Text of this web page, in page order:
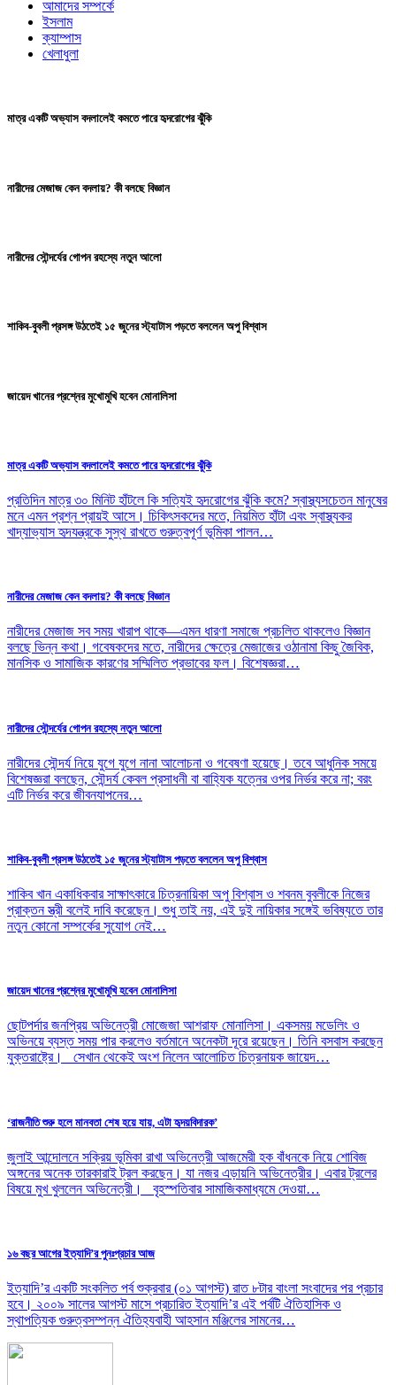
আমাদের সম্পর্কে
ইসলাম
ক্যাম্পাস
খেলাধুলা
মাত্র একটি অভ্যাস বদলালেই কমতে পারে হৃদরোগের ঝুঁকি
নারীদের মেজাজ কেন বদলায়? কী বলছে বিজ্ঞান
নারীদের সৌন্দর্যের গোপন রহস্যে নতুন আলো
শাকিব-বুবলী প্রসঙ্গ উঠতেই ১৫ জুনের স্ট্যাটাস পড়তে বললেন অপু বিশ্বাস
জায়েদ খানের প্রশ্নের মুখোমুখি হবেন মোনালিসা
মাত্র একটি অভ্যাস বদলালেই কমতে পারে হৃদরোগের ঝুঁকি
প্রতিদিন মাত্র ৩০ মিনিট হাঁটলে কি সত্যিই হৃদরোগের ঝুঁকি কমে? স্বাস্থ্যসচেতন মানুষের
মনে এমন প্রশ্ন প্রায়ই আসে। চিকিৎসকদের মতে, নিয়মিত হাঁটা এবং স্বাস্থ্যকর
খাদ্যাভ্যাস হৃদযন্ত্রকে সুস্থ রাখতে গুরুত্বপূর্ণ ভূমিকা পালন…
নারীদের মেজাজ কেন বদলায়? কী বলছে বিজ্ঞান
নারীদের মেজাজ সব সময় খারাপ থাকে—এমন ধারণা সমাজে প্রচলিত থাকলেও বিজ্ঞান
বলছে ভিন্ন কথা। গবেষকদের মতে, নারীদের ক্ষেত্রে মেজাজের ওঠানামা কিছু জৈবিক,
মানসিক ও সামাজিক কারণের সম্মিলিত প্রভাবের ফল। বিশেষজ্ঞরা…
নারীদের সৌন্দর্যের গোপন রহস্যে নতুন আলো
নারীদের সৌন্দর্য নিয়ে যুগে যুগে নানা আলোচনা ও গবেষণা হয়েছে। তবে আধুনিক সময়ে
বিশেষজ্ঞরা বলছেন, সৌন্দর্য কেবল প্রসাধনী বা বাহ্যিক যত্নের ওপর নির্ভর করে না; বরং
এটি নির্ভর করে জীবনযাপনের…
শাকিব-বুবলী প্রসঙ্গ উঠতেই ১৫ জুনের স্ট্যাটাস পড়তে বললেন অপু বিশ্বাস
শাকিব খান একাধিকবার সাক্ষাৎকারে চিত্রনায়িকা অপু বিশ্বাস ও শবনম বুবলীকে নিজের
প্রাক্তন স্ত্রী বলেই দাবি করেছেন। শুধু তাই নয়, এই দুই নায়িকার সঙ্গেই ভবিষ্যতে তার
নতুন কোনো সম্পর্কের সুযোগ নেই…
জায়েদ খানের প্রশ্নের মুখোমুখি হবেন মোনালিসা
ছোটপর্দার জনপ্রিয় অভিনেত্রী মোজেজা আশরাফ মোনালিসা। একসময় মডেলিং ও
অভিনয়ে ব্যস্ত সময় পার করলেও বর্তমানে অনেকটা দূরে রয়েছেন। তিনি বসবাস করছেন
যুক্তরাষ্ট্রে। সেখান থেকেই অংশ নিলেন আলোচিত চিত্রনায়ক জায়েদ…
‘রাজনীতি শুরু হলে মানবতা শেষ হয়ে যায়, এটা হৃদয়বিদারক’
জুলাই আন্দোলনে সক্রিয় ভূমিকা রাখা অভিনেত্রী আজমেরী হক বাঁধনকে নিয়ে শোবিজ
অঙ্গনের অনেক তারকারাই ট্রল করছেন। যা নজর এড়ায়নি অভিনেত্রীর। এবার ট্রলের
বিষয়ে মুখ খুললেন অভিনেত্রী। বৃহস্পতিবার সামাজিকমাধ্যমে দেওয়া…
১৬ বছর আগের ইত্যাদি’র পুনঃপ্রচার আজ
ইত্যাদি’র একটি সংকলিত পর্ব শুক্রবার (০১ আগস্ট) রাত ৮টার বাংলা সংবাদের পর প্রচার
হবে। ২০০৯ সালের আগস্ট মাসে প্রচারিত ইত্যাদি’র এই পর্বটি ঐতিহাসিক ও
স্থাপত্যিক গুরুত্বসম্পন্ন ঐতিহ্যবাহী আহসান মঞ্জিলের সামনের…